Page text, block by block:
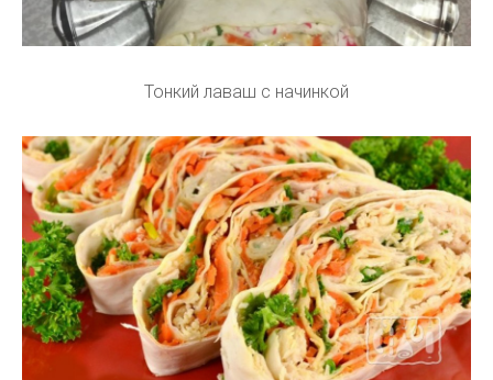
Тонкий лаваш с начинкой